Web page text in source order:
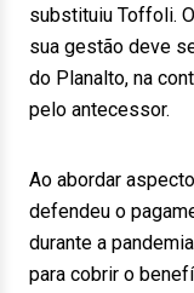
substituiu Toffoli.
sua gestão deve
do Planalto, na
pelo antecessor.
Ao abordar
defendeu o
durante a
para cobrir o